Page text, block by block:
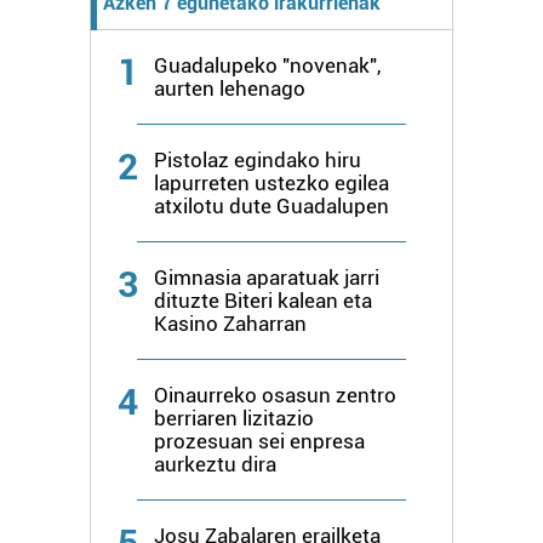
duten interes legitimoa eta horren aurka nola egin
dezakezun ikusteko.
datuen atalean. Edozein unetan alda edo ken dezakezu
zure baimena Cookieen adierazpenean.
fitxategiak erabiltzen ditu. Zure esperientzia eta
zerbitzuak hobetzeko asmoz, cookie teknologiaz
1
Guadalupeko "novenak",
aurten lehenago
2
Pistolaz egindako hiru
lapurreten ustezko egilea
atxilotu dute Guadalupen
3
Gimnasia aparatuak jarri
dituzte Biteri kalean eta
Kasino Zaharran
4
Oinaurreko osasun zentro
berriaren lizitazio
prozesuan sei enpresa
aurkeztu dira
Josu Zabalaren erailketa